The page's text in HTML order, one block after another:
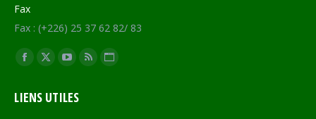
Fax
Fax : (+226) 25 37 62 82/ 83
Trouvez nous sur :
Facebook
opens
X
opens
YouTube
opens
RSS Site
LIENS UTILES